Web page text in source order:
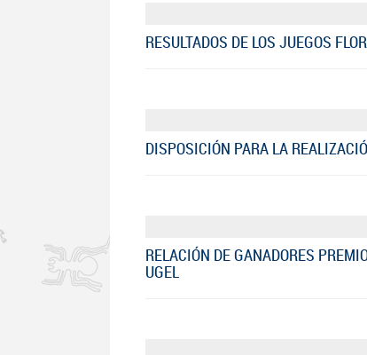
RESULTADOS DE LOS JUEGOS
DISPOSICIÓN PARA LA
RELACIÓN DE GANADORES
UGEL